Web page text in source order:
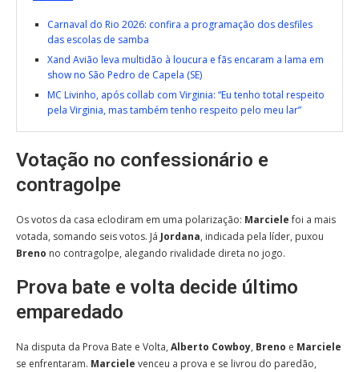
Carnaval do Rio 2026: confira a programação dos desfiles
das escolas de samba
Xand Avião leva multidão à loucura e fãs encaram a lama em
show no São Pedro de Capela (SE)
MC Livinho, após collab com Virginia: “Eu tenho total respeito
pela Virginia, mas também tenho respeito pelo meu lar”
Votação no confessionário e
contragolpe
Os votos da casa eclodiram em uma polarização: Marcielefoi a mais
votada, somando seis votos. Já Jordana, indicada pela líder, puxou
Breno no contragolpe, alegando rivalidade direta no jogo.
Prova bate e volta decide último
emparedado
Na disputa da Prova Bate e Volta, Alberto Cowboy, Breno e Marciele
se enfrentaram. Marciele venceu a prova e se livrou do paredão,